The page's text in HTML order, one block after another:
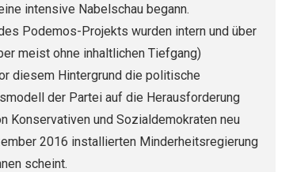
intensive Nabelschau begann.
Podemos-Projekts wurden intern und über
meist ohne inhaltlichen Tiefgang)
diesem Hintergrund die politische
der Partei auf die Herausforderung
Konservativen und Sozialdemokraten neu
2016 installierten Minderheitsregierung
scheint.